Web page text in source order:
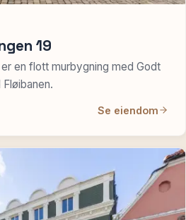
19
er en flott murbygning med Godt
Se eiendom